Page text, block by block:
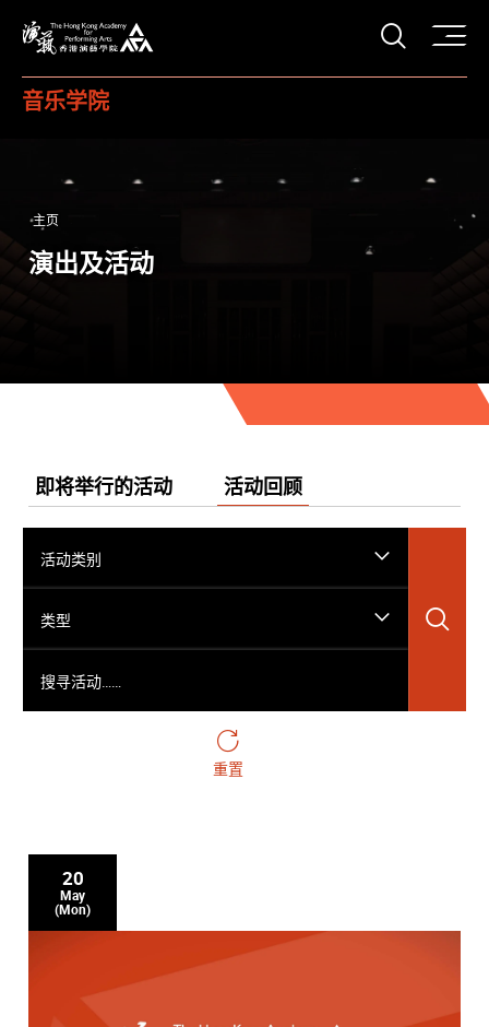
打开
音乐学院
主页
演出及活动
即将举行的活动 活动回顾
活动类别
类型
重置
20
May
(Mon)